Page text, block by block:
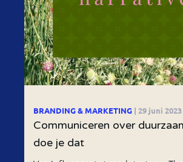
BRANDING & MARKETING | 29 juni 2023
Communiceren over
doe je dat